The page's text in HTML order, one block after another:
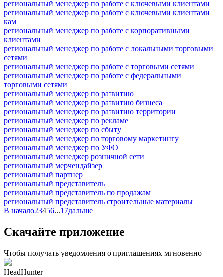
региональный менеджер по работе с ключевыми клиентами
региональный менеджер по работе с ключевыми клиентами
кам
региональный менеджер по работе с корпоративными
клиентами
региональный менеджер по работе с локальными торговыми
сетями
региональный менеджер по работе с торговыми сетями
региональный менеджер по работе с федеральными
торговыми сетями
региональный менеджер по развитию
региональный менеджер по развитию бизнеса
региональный менеджер по развитию территории
региональный менеджер по рекламе
региональный менеджер по сбыту
региональный менеджер по торговому маркетингу
региональный менеджер по УФО
региональный менеджер розничной сети
региональный мерчендайзер
региональный партнер
региональный представитель
региональный представитель по продажам
региональный представитель строительные материалы
В начало23456...17дальше
Скачайте приложение
Чтобы получать уведомления о приглашениях мгновенно
HeadHunter